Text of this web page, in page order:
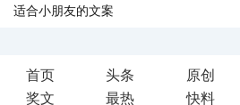
适合小朋友的文案
首页 头条 原创
奖文
最热 快料